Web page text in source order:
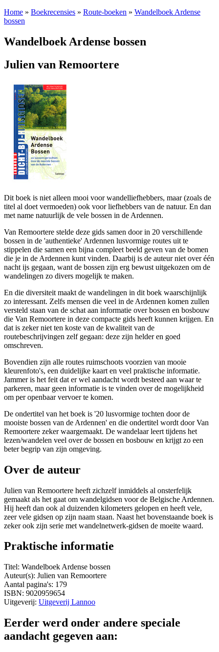
Home » Boekrecensies » Route-boeken » Wandelboek Ardense
bossen
Wandelboek Ardense bossen
Julien van Remoortere
Dit boek is niet alleen mooi voor wandelliefhebbers, maar (zoals de
titel al doet vermoeden) ook voor liefhebbers van de natuur. En dan
met name natuurlijk de vele bossen in de Ardennen.
Van Remoortere stelde deze gids samen door in 20 verschillende
bossen in de 'authentieke' Ardennen lusvormige routes uit te
stippelen die samen een bijna compleet beeld geven van de bomen
die je in de Ardennen kunt vinden. Daarbij is de auteur niet over één
nacht ijs gegaan, want de bossen zijn erg bewust uitgekozen om de
wandelingen zo divers mogelijk te maken.
En die diversiteit maakt de wandelingen in dit boek waarschijnlijk
zo interessant. Zelfs mensen die veel in de Ardennen komen zullen
versteld staan van de schat aan informatie over bossen en bosbouw
die Van Remoortere in deze compacte gids heeft kunnen krijgen. En
dat is zeker niet ten koste van de kwaliteit van de
routebeschrijvingen zelf gegaan: deze zijn helder en goed
omschreven.
Bovendien zijn alle routes ruimschoots voorzien van mooie
kleurenfoto's, een duidelijke kaart en veel praktische informatie.
Jammer is het feit dat er wel aandacht wordt besteed aan waar te
parkeren, maar geen informatie is te vinden over de mogelijkheid
om per openbaar vervoer te komen.
De ondertitel van het boek is '20 lusvormige tochten door de
mooiste bossen van de Ardennen' en die ondertitel wordt door Van
Remoortere zeker waargemaakt. De wandelaar leert tijdens het
lezen/wandelen veel over de bossen en bosbouw en krijgt zo een
beter begrip van zijn omgeving.
Over de auteur
Julien van Remoortere heeft zichzelf inmiddels al onsterfelijk
gemaakt als het gaat om wandelgidsen voor de Belgische Ardennen.
Hij heeft dan ook al duizenden kilometers gelopen en heeft vele,
zeer vele gidsen op zijn naam staan. Naast het bovenstaande boek is
zeker ook zijn serie met wandelnetwerk-gidsen de moeite waard.
Praktische informatie
Titel: Wandelboek Ardense bossen
Auteur(s): Julien van Remoortere
Aantal pagina's: 179
ISBN: 9020959654
Uitgeverij: Uitgeverij Lannoo
Eerder werd onder andere speciale
aandacht gegeven aan: